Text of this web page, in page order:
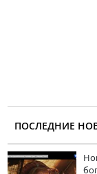
ПОСЛЕДНИЕ